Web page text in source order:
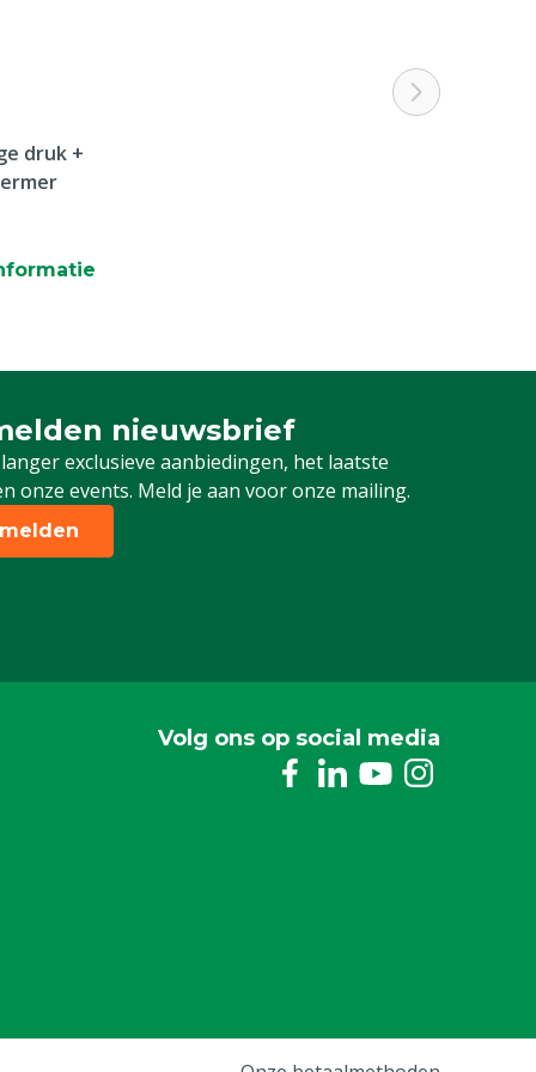
druk +
nieuwsbrief
exclusieve aanbiedingen, het laatste
onze events. Meld je aan voor onze mailing.
in voor onze nieuwsbrief
Volg ons op social media